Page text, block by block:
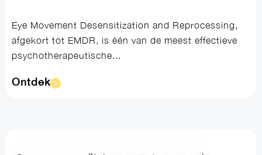
Eye Movement Desensitization and Reprocessing,
afgekort tot EMDR, is één van de meest effectieve
psychotherapeutische...
Ontdek​